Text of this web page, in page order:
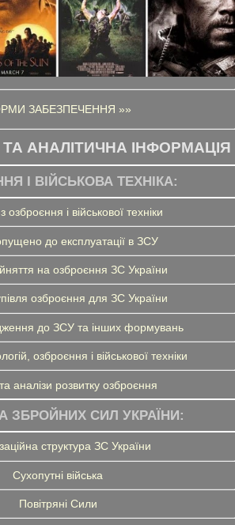
ЗАБЕЗПЕЧЕННЯ »»
АНАЛІТИЧНА ІНФОРМАЦІЯ
І ВІЙСЬКОВА ТЕХНІКА:
озброєння і військової техніки
до експлуатації в ЗСУ
на озброєння ЗС України
озброєння для ЗС України
до ЗСУ та інших формувань
озброєння і військової техніки
аналізи розвитку озброєння
ЗБРОЙНИХ СИЛ УКРАЇНИ:
структура ЗС України
Сухопутні війська
Повітряні Сили